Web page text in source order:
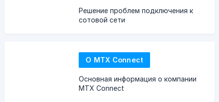
Решение проблем подключения к
сотовой сети
О MTX Connect
Основная информация о компании
MTX Connect